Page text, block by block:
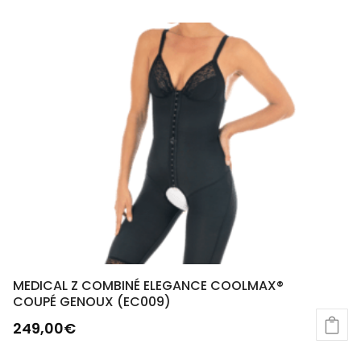
MEDICAL Z COMBINÉ ELEGANCE COOLMAX®
COUPÉ GENOUX (EC009)
249,00€